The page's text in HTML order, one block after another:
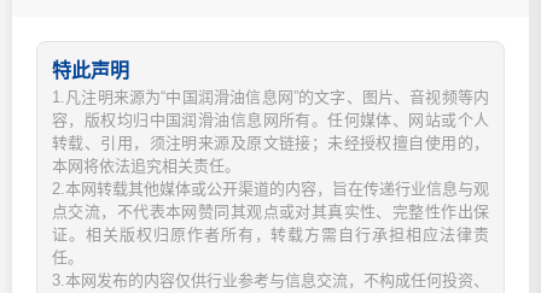
特此声明
1.凡注明来源为“中国润滑油信息网”的文字、图片、音视频等内
容，版权均归中国润滑油信息网所有。任何媒体、网站或个人
转载、引用，须注明来源及原文链接；未经授权擅自使用的，
本网将依法追究相关责任。
2.本网转载其他媒体或公开渠道的内容，旨在传递行业信息与观
点交流，不代表本网赞同其观点或对其真实性、完整性作出保
证。相关版权归原作者所有，转载方需自行承担相应法律责
任。
3.本网发布的内容仅供行业参考与信息交流，不构成任何投资、